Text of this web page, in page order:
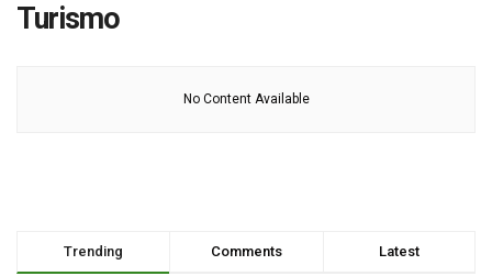
Turismo
No Content Available
Trending Comments Latest